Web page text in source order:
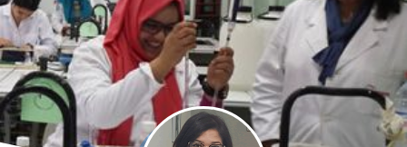
E-LEARNING
CONTACT